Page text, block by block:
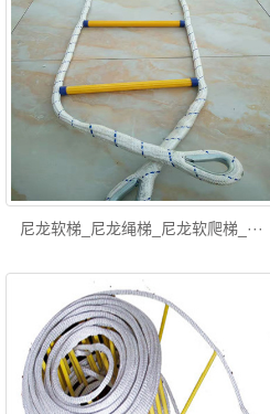
尼龙软梯_尼龙绳梯_尼龙软爬梯_···